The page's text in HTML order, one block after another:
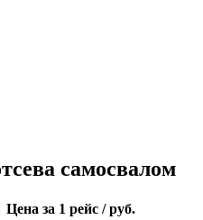
самосвалом
Цена за 1 рейс / руб.